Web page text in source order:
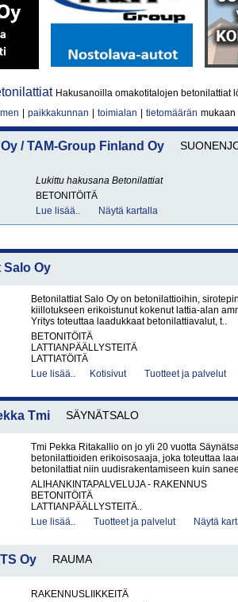
Hakusanoilla omakotitalojen betonilattiat
paikkakunnan toimialan tietomäärän mukaan
/ TAM-Group Finland Oy
Lukittu hakusana Betonilattiat
BETONITÖITÄ
Lue lisää..
Näytä kartalla
Salo Oy
Betonilattiat Salo Oy on betonilattioihin,
kiillotukseen erikoistunut kokenut lattia-alan
Yritys toteuttaa laadukkaat betonilattiavalut, t..
BETONITÖITÄ
LATTIANPÄÄLLYSTEITÄ
LATTIATÖITÄ
Lue lisää..
Kotisivut Tuotteet ja palvelut
Tmi SÄYNÄTSALO
Tmi Pekka Ritakallio on jo yli 20 vuotta
betonilattioiden erikoisosaaja, joka toteuttaa
betonilattiat niin uudisrakentamiseen kuin
ALIHANKINTAPALVELUJA - RAKENNUS
BETONITÖITÄ
LATTIANPÄÄLLYSTEITÄ..
Lue lisää..
Tuotteet ja palvelut Näytä
Oy RAUMA
RAKENNUSLIIKKEITÄ